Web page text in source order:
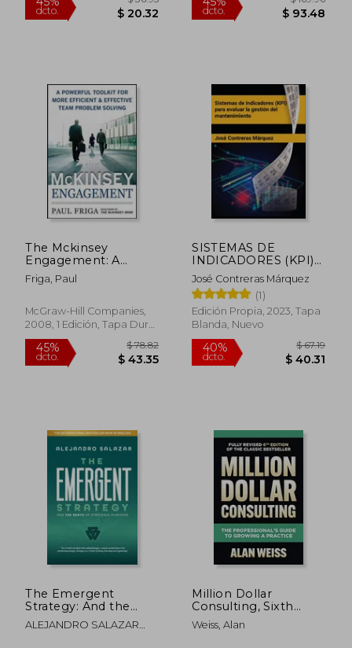
45%
dcto. $ 20.32
45%
dcto.
The Mckinsey
Engagement: A
Powerful Toolkit for
More Efficient and
Problem Solving (en
Inglés)
Friga, Paul
McGraw-Hill Companies,
2008, 1 Edición, Tapa Dura,
Nuevo
SISTEMAS DE
INDICADORES (KPI)
PARA EVALUAR LA
GESTIÓN DEL
MANTENIMIENTO
José Contreras Márquez
(1)
Edición Propia, 2023, Tapa
Blanda, Nuevo
40%
dcto.
The Emergent
Strategy: And the
Death of Strategic
Planning (en Inglés)
ALEJANDRO SALAZAR
Million Dollar
Consulting, Sixth
Edition: The
Professional'S Guide
Weiss, Alan